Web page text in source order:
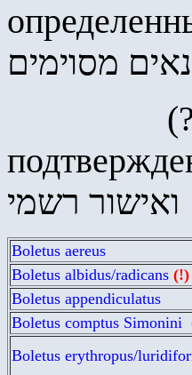
מסוימים
(?
ואישור רשמי
Boletus aereus
Boletus albidus/radicans (!)
Boletus appendiculatus
Boletus comptus Simonini
Boletus erythropus/